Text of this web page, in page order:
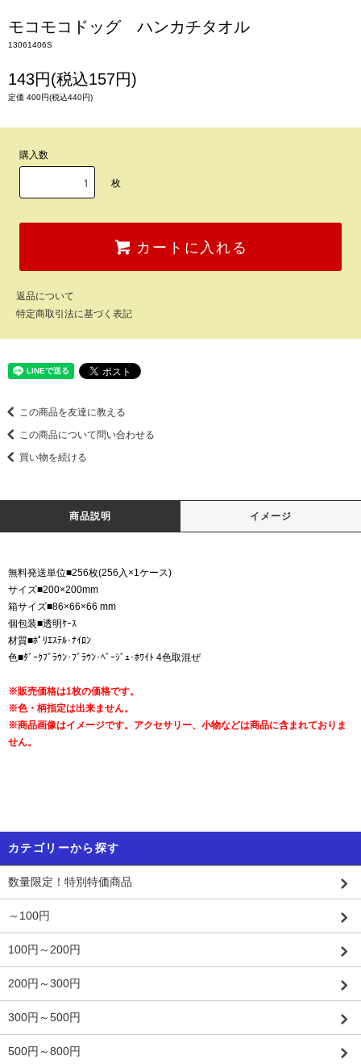
モコモコドッグ ハンカチタオル
13061406S
143円(税込157円)
定価 400円(税込440円)
購入数
枚
カートに入れる
返品について
特定商取引法に基づく表記
この商品を友達に教える
この商品について問い合わせる
買い物を続ける
商品説明 イメージ
無料発送単位■256枚(256入×1ケース)
サイズ■200×200mm
箱サイズ■86×66×66 mm
個包装■透明ｹｰｽ
材質■ﾎﾟﾘｴｽﾃﾙ･ﾅｲﾛﾝ
色■ﾀﾞｰｸﾌﾞﾗｳﾝ･ﾌﾞﾗｳﾝ･ﾍﾞｰｼﾞｭ･ﾎﾜｲﾄ 4色取混ぜ
※販売価格は1枚の価格です。
※色・柄指定は出来ません。
※商品画像はイメージです。アクセサリー、小物などは商品に含まれておりま
せん。
カテゴリーから探す
数量限定！特別特価商品
～100円
100円～200円
200円～300円
300円～500円
500円～800円